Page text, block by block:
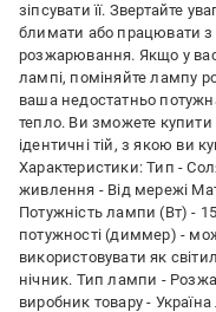
зіпсувати її. Звертайте
блимати або працювати з
розжарювання. Якщо у
лампі, поміняйте лампу
ваша недостатньо
тепло. Ви зможете купити
ідентичні тій, з якою ви
Характеристики: Тип -
живлення - Від мережі
Потужність лампи (Вт) -
потужності (диммер) -
використовувати як
нічник. Тип лампи -
виробник товару -